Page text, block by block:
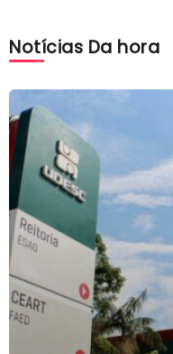
Notícias Da hora